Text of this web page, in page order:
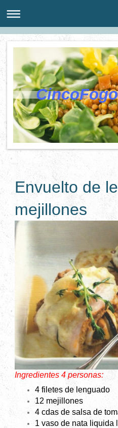
Envuelto de
mejillones
Ingredientes 4 personas:
4 filetes de lenguado
12 mejillones
4 cdas de salsa de
1 vaso de nata liquida